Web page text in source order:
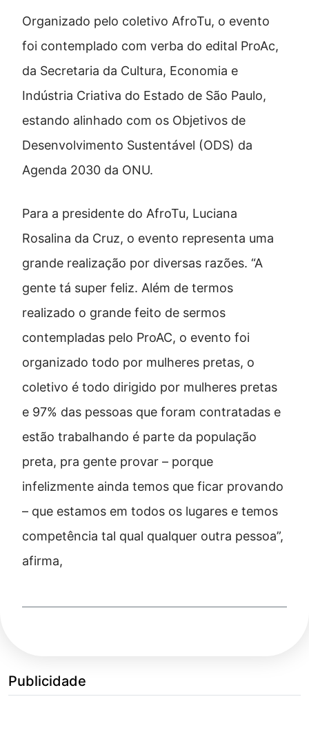
Organizado pelo coletivo AfroTu, o evento
foi contemplado com verba do edital ProAc,
da Secretaria da Cultura, Economia e
Indústria Criativa do Estado de São Paulo,
estando alinhado com os Objetivos de
Desenvolvimento Sustentável (ODS) da
Agenda 2030 da ONU.
Para a presidente do AfroTu, Luciana
Rosalina da Cruz, o evento representa uma
grande realização por diversas razões. “A
gente tá super feliz. Além de termos
realizado o grande feito de sermos
contempladas pelo ProAC, o evento foi
organizado todo por mulheres pretas, o
coletivo é todo dirigido por mulheres pretas
e 97% das pessoas que foram contratadas e
estão trabalhando é parte da população
preta, pra gente provar – porque
infelizmente ainda temos que ficar provando
– que estamos em todos os lugares e temos
competência tal qual qualquer outra pessoa”,
afirma,
Publicidade